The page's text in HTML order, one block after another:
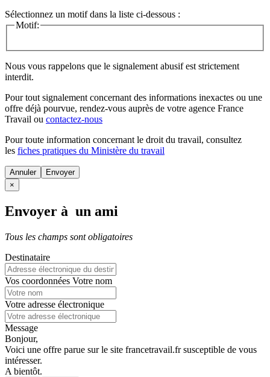
Sélectionnez un motif dans la liste ci-dessous :
Motif:
Nous vous rappelons que le signalement abusif est strictement
interdit.
Pour tout signalement concernant des informations inexactes ou une
offre déjà pourvue, rendez-vous auprès de votre agence France
Travail ou contactez-nous
Pour toute information concernant le droit du travail, consultez
les fiches pratiques du Ministère du travail
Annuler
×
Envoyer à un ami
Tous les champs sont obligatoires
Destinataire
Vos coordonnées Votre nom
Votre adresse électronique
Message
Bonjour,
Voici une offre parue sur le site francetravail.fr susceptible de vous
intéresser.
A bientôt.